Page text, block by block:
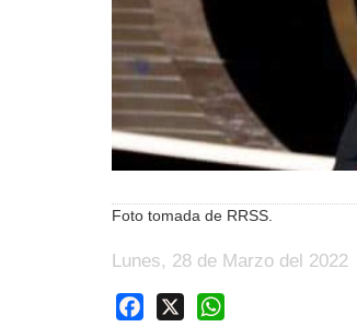
Foto tomada de RRSS.
Lunes, 28 de Marzo del 2022
Facebook